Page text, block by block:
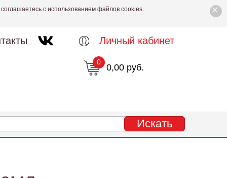
×
с использованием файлов cookies.
Личный кабинет
0,00 руб.
0